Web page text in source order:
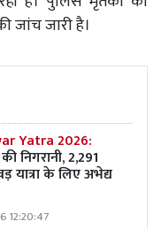
जांच जारी है।
Yatra 2026:
निगरानी, 2,291
यात्रा के लिए अभेद्य
12:20:47